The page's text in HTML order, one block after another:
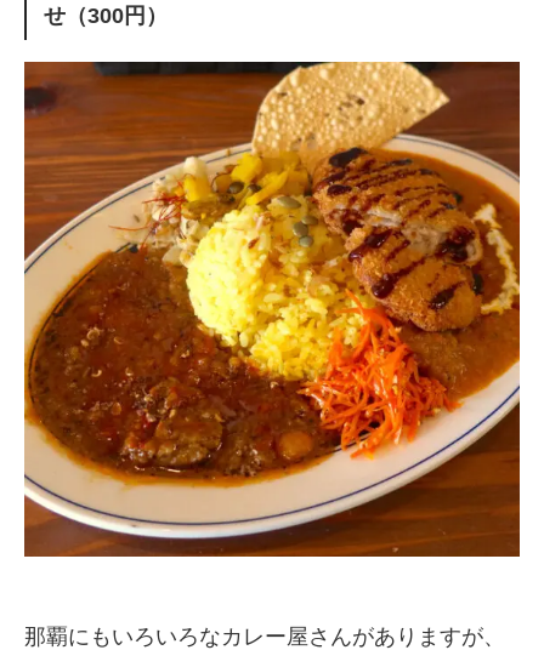
せ（300円）
那覇にもいろいろなカレー屋さんがありますが、